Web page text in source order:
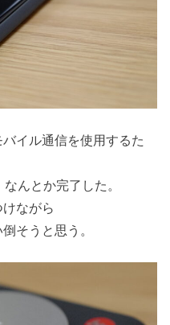
イル通信を使用するた
んとか完了した。
ながら
そうと思う。